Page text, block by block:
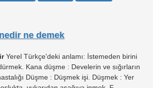
nedir ne demek
Yerel Türkçe'deki anlamı: İstemeden birini
Kana düşme : Develerin ve sığırların
Düşme : Düşmek işi. Düşmek : Yer